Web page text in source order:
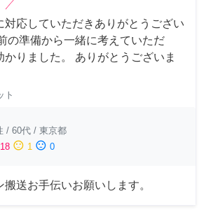
対応していただきありがとうござい
の準備から一緒に考えていただ
かりました。 ありがとうございま
ト
/ 60代 / 東京都
18 sentiment_neutral 1 sentiment_dissatisfied 0
搬送お手伝いお願いします。